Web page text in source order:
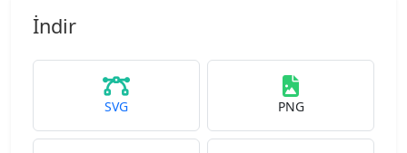
İndir
SVG PNG